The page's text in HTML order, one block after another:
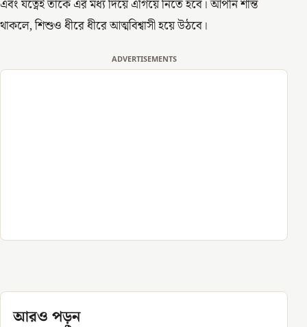
এবং যত্নেই তাকে এর মধ্য দিয়ে এগিয়ে নিতে হবে। আপনি শান্ত
থাকলে, শিশুও ধীরে ধীরে আত্মবিশ্বাসী হয়ে উঠবে।
ADVERTISEMENTS
আরও পড়ুন